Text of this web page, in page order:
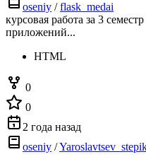
oseniy /flask_medai
курсовая работа за 3
приложений...
HTML
0
0
2 года назад
oseniy /